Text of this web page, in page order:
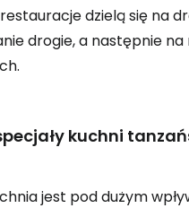
dzielą się na
drogie, a następnie
kuchni
jest pod dużym